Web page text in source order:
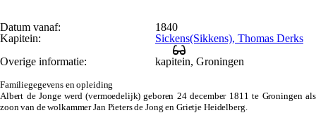
Datum vanaf:
1840
Kapitein:
Sickens(Sikkens), Thomas Derks
Overige informatie:
kapitein, Groningen
Familiegegevens en opleiding
Albert de Jonge werd(vermoedelijk)geboren 24 december 1811 te Groningen als
zoon van de wolkammer Jan Pieters de Jong en Grietje Heidelberg.